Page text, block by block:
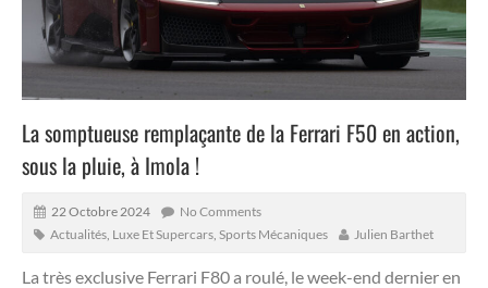
La somptueuse remplaçante de la Ferrari F50 en action,
sous la pluie, à Imola !
22 Octobre 2024
No Comments
Actualités Luxe Et Supercars Sports Mécaniques Julien Barthet
La très exclusive Ferrari F80 a roulé, le week-end dernier en